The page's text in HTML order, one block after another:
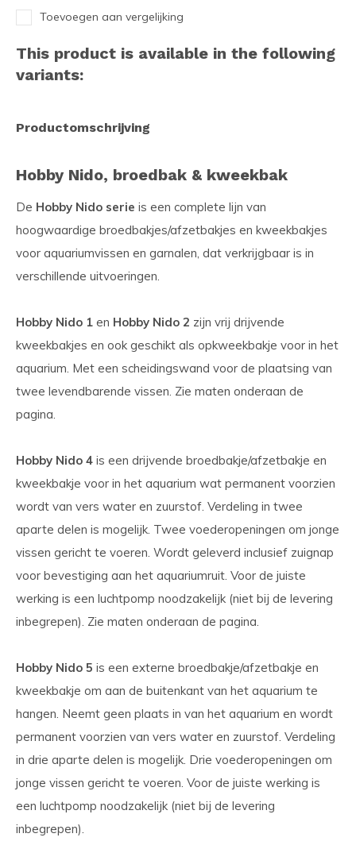
Toevoegen aan vergelijking
This product is available in the following
variants:
Productomschrijving
Hobby Nido, broedbak & kweekbak
De Hobby Nido serie is een complete lijn van
hoogwaardige broedbakjes/afzetbakjes en kweekbakjes
voor aquariumvissen en garnalen, dat verkrijgbaar is in
verschillende uitvoeringen.
Hobby Nido 1 en Hobby Nido 2 zijn vrij drijvende
kweekbakjes en ook geschikt als opkweekbakje voor in het
aquarium. Met een scheidingswand voor de plaatsing van
twee levendbarende vissen. Zie maten onderaan de
pagina.
Hobby Nido 4 is een drijvende broedbakje/afzetbakje en
kweekbakje voor in het aquarium wat permanent voorzien
wordt van vers water en zuurstof. Verdeling in twee
aparte delen is mogelijk. Twee voederopeningen om jonge
vissen gericht te voeren. Wordt geleverd inclusief zuignap
voor bevestiging aan het aquariumruit. Voor de juiste
werking is een luchtpomp noodzakelijk (niet bij de levering
inbegrepen). Zie maten onderaan de pagina.
Hobby Nido 5 is een externe broedbakje/afzetbakje en
kweekbakje om aan de buitenkant van het aquarium te
hangen. Neemt geen plaats in van het aquarium en wordt
permanent voorzien van vers water en zuurstof. Verdeling
in drie aparte delen is mogelijk. Drie voederopeningen om
jonge vissen gericht te voeren. Voor de juiste werking is
een luchtpomp noodzakelijk (niet bij de levering
inbegrepen).